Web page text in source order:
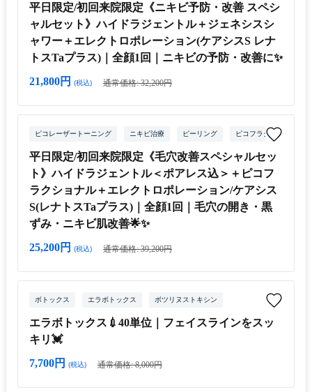
平日限定/初回来院限定《ニキビ予防・改善 スペシ
ャルセット》ハイドラジェントル＋ジェネシスシ
ャワー＋エレクトロポレーション(ケアシスS レナ
トスTaプラス)｜全顔1回｜ニキビの予防・改善に✨
21,800円 (税込) 通常価格: 32,200円
ピコレーザートーニング ニキビ治療 ピーリング ピコフラクショナルレ
平日限定/初回来院限定《毛穴改善スペシャルセッ
ト》ハイドラジェントル＜ポアレス込＞＋ピコフ
ラクショナル＋エレクトロポレーション/ケアシス
S(レナトスTaプラス)｜全顔1回｜毛穴の開き・黒
ずみ・ニキビ肌改善🌟✨
25,200円 (税込) 通常価格: 39,200円
ボトックス エラボトックス ボツリヌストキシン
エラボトックス💉40単位｜フェイスラインをスッ
キリ💓
7,700円 (税込) 通常価格: 8,000円